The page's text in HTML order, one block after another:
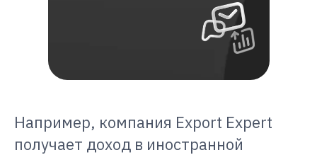
Например, компания Export Expert
получает доход в иностранной